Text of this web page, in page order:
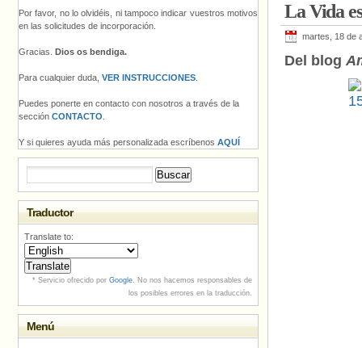
La Vida
martes, 18 de
Del blog
Por favor, no lo olvidéis, ni tampoco indicar vuestros motivos
en las solicitudes de incorporación.
Gracias. Dios os bendiga.
Para cualquier duda, VER INSTRUCCIONES
Puedes ponerte en contacto con nosotros a través de la
sección CONTACTO
Y si quieres ayuda más personalizada escríbenos AQUÍ
Traductor
Translate to:
* Servicio ofrecido por Google. No nos hacemos responsables de
los posibles errores en la traducción.
Menú